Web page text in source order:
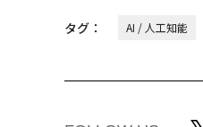
タグ： AI / 人工知能